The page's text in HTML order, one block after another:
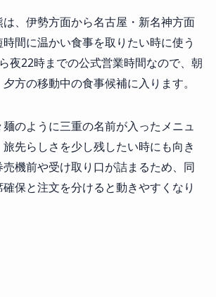
、伊勢方面から名古屋・新名神方面
間に温かい食事を取りたい時に使う
夜22時までの公式営業時間なので、朝
方の移動中の食事候補に入ります。
のように三重の名前が入ったメニュ
先らしさを少し残したい時にも向き
売機前や受け取り口が詰まるため、同
保と注文を分けると動きやすくなり